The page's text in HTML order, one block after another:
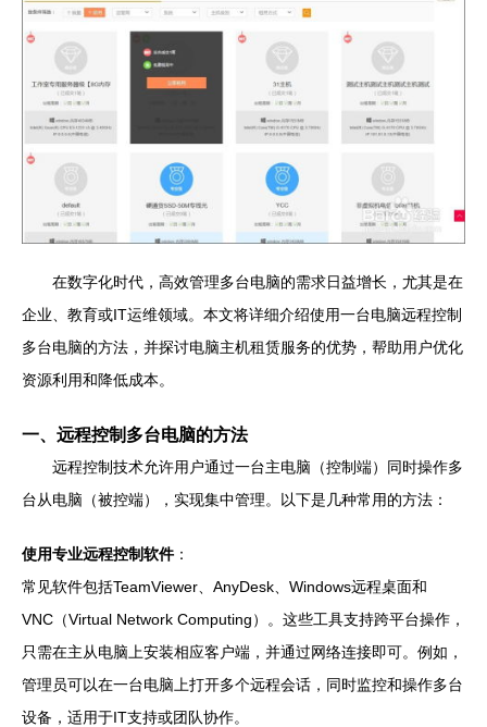
在数字化时代，高效管理多台电脑的需求日益增长，尤其是在
企业、教育或IT运维领域。本文将详细介绍使用一台电脑远程控制
多台电脑的方法，并探讨电脑主机租赁服务的优势，帮助用户优化
资源利用和降低成本。
一、远程控制多台电脑的方法
远程控制技术允许用户通过一台主电脑（控制端）同时操作多
台从电脑（被控端），实现集中管理。以下是几种常用的方法：
使用专业远程控制软件：
常见软件包括TeamViewer、AnyDesk、Windows远程桌面和
VNC（Virtual Network Computing）。这些工具支持跨平台操作，
只需在主从电脑上安装相应客户端，并通过网络连接即可。例如，
管理员可以在一台电脑上打开多个远程会话，同时监控和操作多台
设备，适用于IT支持或团队协作。